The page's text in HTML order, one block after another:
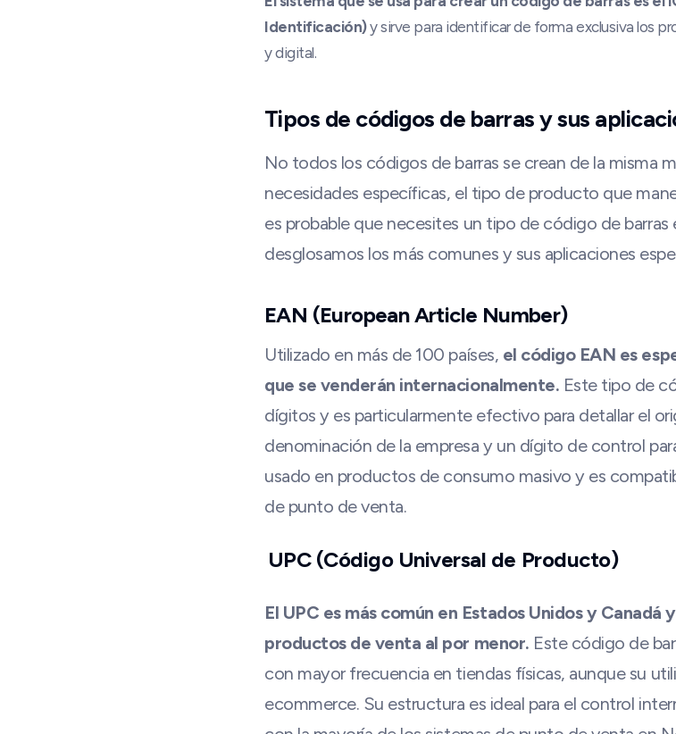
Identificación)y sirve para identificar de forma exclusiva los
y digital.
Tipos de códigos de barras y sus
No todos los códigos de barras se crean de la misma
necesidades específicas, el tipo de producto que
es probable que necesites un tipo de código de
desglosamos los más comunes y sus aplicaciones
EAN (European Article Number)
Utilizado en más de 100 países, el código EAN es
que se venderán internacionalmente. Este tipo de
dígitos y es particularmente efectivo para detallar el
denominación de la empresa y un dígito de control
usado en productos de consumo masivo y es
de punto de venta.
UPC (Código Universal de Producto)
El UPC es más común en Estados Unidos y
productos de venta al por menor. Este código de
con mayor frecuencia en tiendas físicas, aunque su
ecommerce. Su estructura es ideal para el control